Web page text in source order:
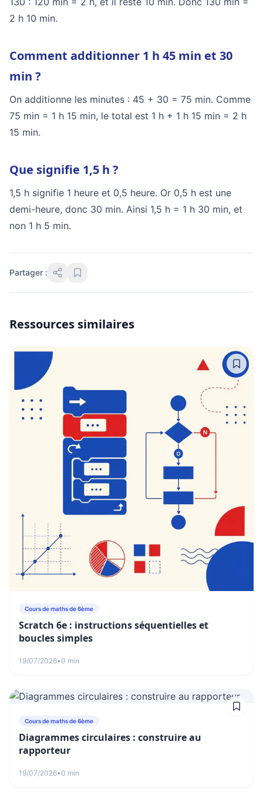
2 h 10 min.
Comment additionner 1 h 45 min et 30
min ?
On additionne les minutes : 45 + 30 = 75 min. Comme
75 min = 1 h 15 min, le total est 1 h + 1 h 15 min = 2 h
15 min.
Que signifie 1,5 h ?
1,5 h signifie 1 heure et 0,5 heure. Or 0,5 h est une
demi-heure, donc 30 min. Ainsi 1,5 h = 1 h 30 min, et
non 1 h 5 min.
Partager :
Ressources similaires
Cours de maths de 6ème
Scratch 6e : instructions séquentielles et
boucles simples
19/07/2026•0 min
Cours de maths de 6ème
Diagrammes circulaires : construire au
rapporteur
19/07/2026•0 min